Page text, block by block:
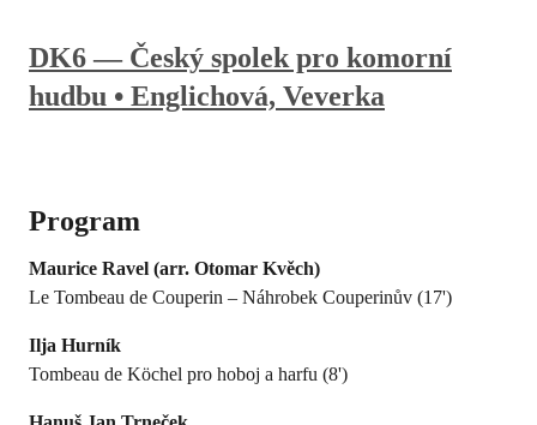
DK6 — Český spolek pro komorní
hudbu • Englichová, Veverka
Program
Maurice Ravel (arr. Otomar Kvěch)
Le Tombeau de Couperin – Náhrobek Couperinův (17')
Ilja Hurník
Tombeau de Köchel pro hoboj a harfu (8')